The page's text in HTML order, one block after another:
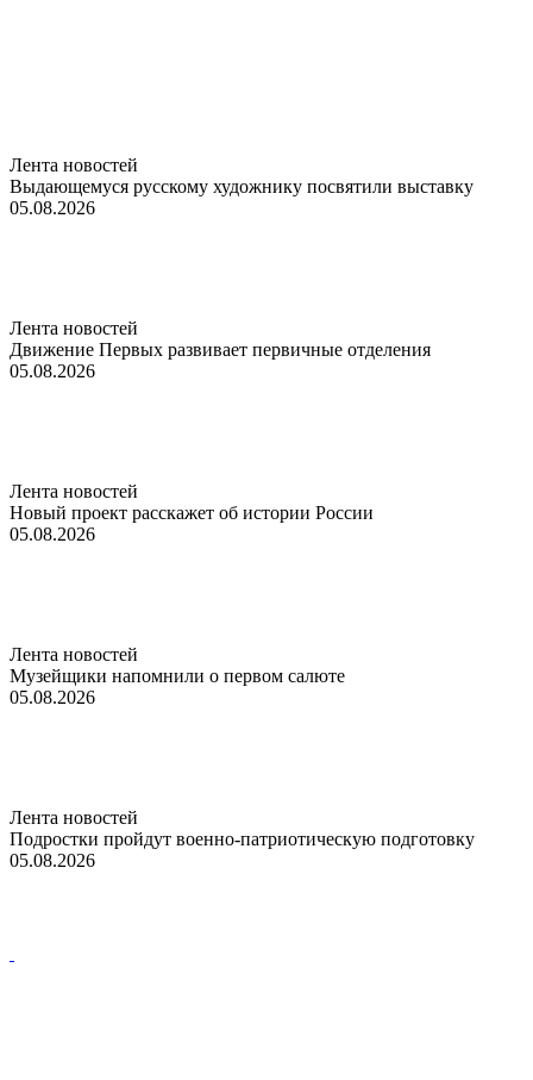
Лента новостей
Выдающемуся русскому художнику посвятили выставку
05.08.2026
Лента новостей
Движение Первых развивает первичные отделения
05.08.2026
Лента новостей
Новый проект расскажет об истории России
05.08.2026
Лента новостей
Музейщики напомнили о первом салюте
05.08.2026
Лента новостей
Подростки пройдут военно-патриотическую подготовку
05.08.2026